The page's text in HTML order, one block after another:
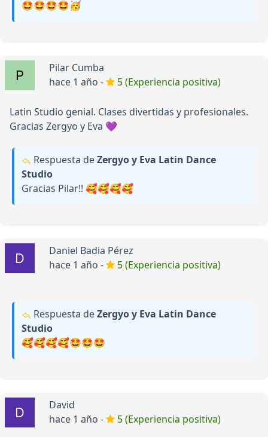
🤩🤩🤩🤩🥳
Pilar Cumba
hace 1 año -
5 (Experiencia positiva)
Latin Studio genial. Clases divertidas y profesionales.
Gracias Zergyo y Eva 💜
Respuesta deZergyo y Eva Latin Dance
Studio
Gracias Pilar!! 🥰🥰🥰🥰
Daniel Badia Pérez
hace 1 año -
5 (Experiencia positiva)
Respuesta deZergyo y Eva Latin Dance
Studio
🥰🥰🥰🥰🤩🤩🤩
David
hace 1 año -
5 (Experiencia positiva)